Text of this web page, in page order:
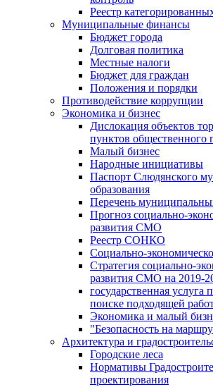
Реестр
Муниципальные финансы
Бюджет города
Долговая политика
Местные налоги
Бюджет для граждан
Положения и порядки
Противодействие коррупции
Экономика и бизнес
Дислокация объектов
пунктов общественного
Малый бизнес
Народные инициативы
Паспорт Слюдянского
образования
Перечень
Прогноз социально-
развития СМО
Реестр СОНКО
Социально-
Стратегия социально-
развития СМО на 2019-
государственная услуга
поиске подходящей
Экономика и малый
"Безопасность на
Архитектура и
Городские леса
Нормативы
проектирования